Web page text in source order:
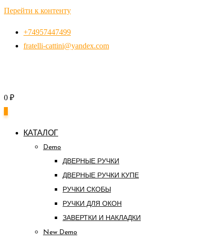
Перейти к контенту
+74957447499
fratelli-cattini@yandex.com
0 ₽
КАТАЛОГ
Demo
ДВЕРНЫЕ РУЧКИ
ДВЕРНЫЕ РУЧКИ КУПЕ
РУЧКИ СКОБЫ
РУЧКИ ДЛЯ ОКОН
ЗАВЕРТКИ И НАКЛАДКИ
New Demo